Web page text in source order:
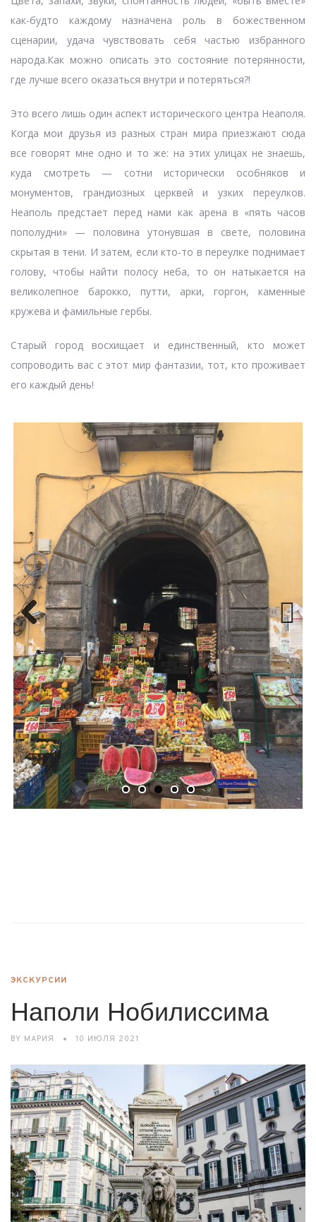
как-будто каждому назначена роль в божественном
сценарии, удача чувствовать себя частью избранного
народа.Как можно описать это состояние потерянности,
где лучше всего оказаться внутри и потеряться?!
Это всего лишь один аспект исторического центра Неаполя.
Когда мои друзья из разных стран мира приезжают сюда
все говорят мне одно и то же: на этих улицах не знаешь,
куда смотреть — сотни исторически особняков и
монументов, грандиозных церквей и узких переулков.
Неаполь предстает перед нами как арена в «пять часов
пополудни» — половина утонувшая в свете, половина
скрытая в тени. И затем, если кто-то в переулке поднимает
голову, чтобы найти полосу неба, то он натыкается на
великолепное барокко, путти, арки, горгон, каменные
кружева и фамильные гербы.
Старый город восхищает и единственный, кто может
сопроводить вас с этот мир фантазии, тот, кто проживает
его каждый день!
Previ
ous
Next
ЭКСКУРСИИ
Наполи Нобилиссима
BY МАРИЯ 10 ИЮЛЯ 2021